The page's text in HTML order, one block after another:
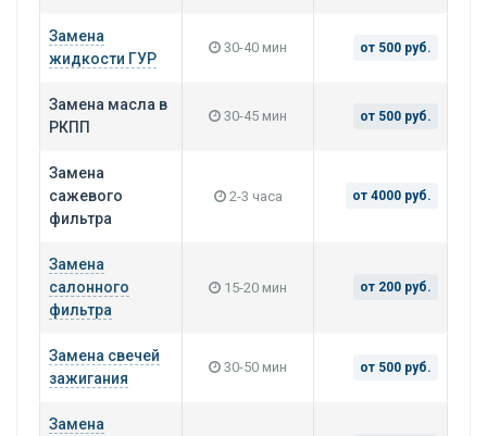
Замена
жидкости ГУР
30-40 мин от 500 руб.
Замена масла в
РКПП
30-45 мин от 500 руб.
Замена
сажевого
фильтра
2-3 часа от 4000 руб.
Замена
салонного
фильтра
15-20 мин от 200 руб.
Замена свечей
зажигания
30-50 мин от 500 руб.
Замена